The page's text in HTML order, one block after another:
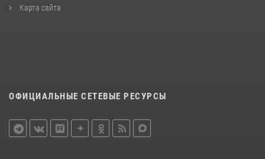
Карта сайта
ОФИЦИАЛЬНЫЕ СЕТЕВЫЕ РЕСУРСЫ